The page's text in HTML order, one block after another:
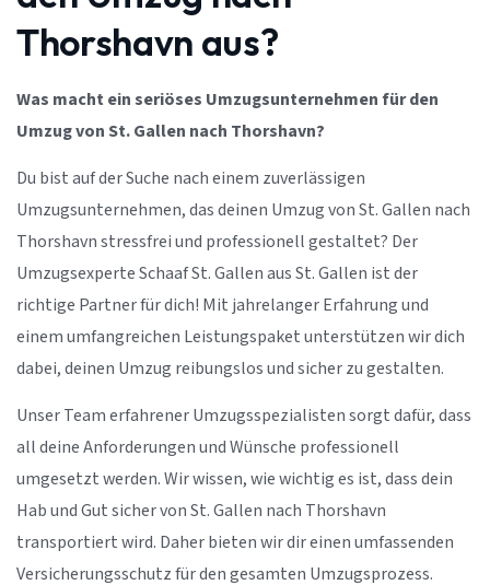
Thorshavn aus?
Was macht ein seriöses Umzugsunternehmen für den
Umzug von St. Gallen nach Thorshavn?
Du bist auf der Suche nach einem zuverlässigen
Umzugsunternehmen, das deinen Umzug von St. Gallen nach
Thorshavn stressfrei und professionell gestaltet? Der
Umzugsexperte Schaaf St. Gallen aus St. Gallen ist der
richtige Partner für dich! Mit jahrelanger Erfahrung und
einem umfangreichen Leistungspaket unterstützen wir dich
dabei, deinen Umzug reibungslos und sicher zu gestalten.
Unser Team erfahrener Umzugsspezialisten sorgt dafür, dass
all deine Anforderungen und Wünsche professionell
umgesetzt werden. Wir wissen, wie wichtig es ist, dass dein
Hab und Gut sicher von St. Gallen nach Thorshavn
transportiert wird. Daher bieten wir dir einen umfassenden
Versicherungsschutz für den gesamten Umzugsprozess.